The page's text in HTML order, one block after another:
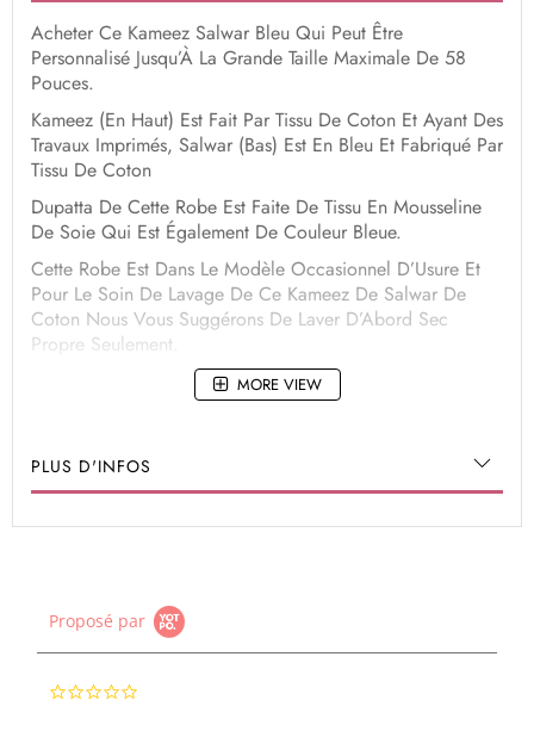
Acheter Ce Kameez Salwar Bleu Qui Peut Être
Personnalisé Jusqu’À La Grande Taille Maximale De 58
Pouces.
Kameez (En Haut) Est Fait Par Tissu De Coton Et Ayant Des
Travaux Imprimés, Salwar (Bas) Est En Bleu Et Fabriqué Par
Tissu De Coton
Dupatta De Cette Robe Est Faite De Tissu En Mousseline
De Soie Qui Est Également De Couleur Bleue.
Cette Robe Est Dans Le Modèle Occasionnel D’Usure Et
Pour Le Soin De Lavage De Ce Kameez De Salwar De
Coton Nous Vous Suggérons De Laver D’Abord Sec
Propre Seulement.
MORE VIEW
PLUS D'INFOS
Proposé par